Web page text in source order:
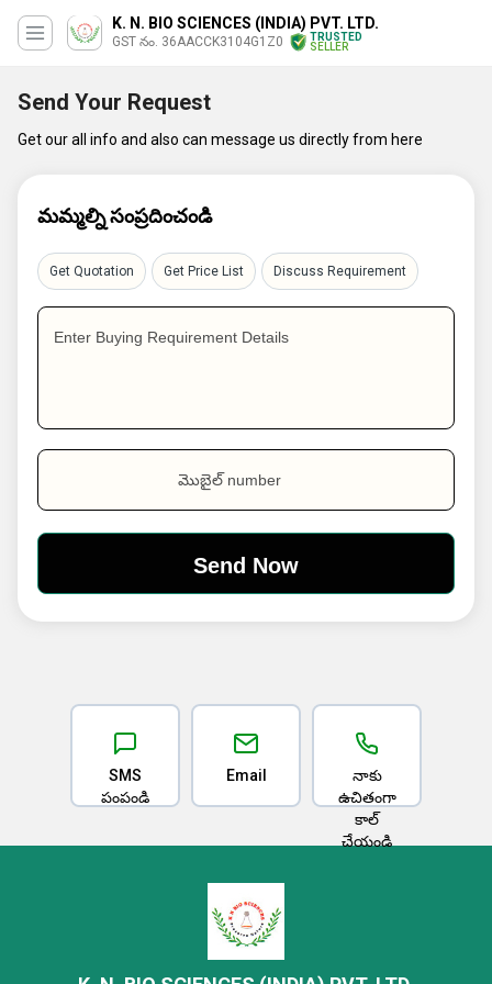
K. N. BIO SCIENCES (INDIA) PVT. LTD.
GST నం. 36AACCK3104G1Z0
TRUSTED
SELLER
Send Your Request
Get our all info and also can message us directly from here
మమ్మల్ని సంప్రదించండి
Get Quotation Get Price List Discuss Requirement
Enter Buying Requirement Details
మొబైల్ number
SMS
పంపండి
Email
నాకు
ఉచితంగా
కాల్
చేయండి